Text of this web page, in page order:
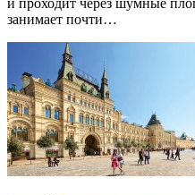
занимает почти…